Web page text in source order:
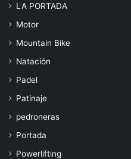
LA PORTADA
Motor
Mountain Bike
Natación
Padel
Patinaje
pedroneras
Portada
Powerlifting